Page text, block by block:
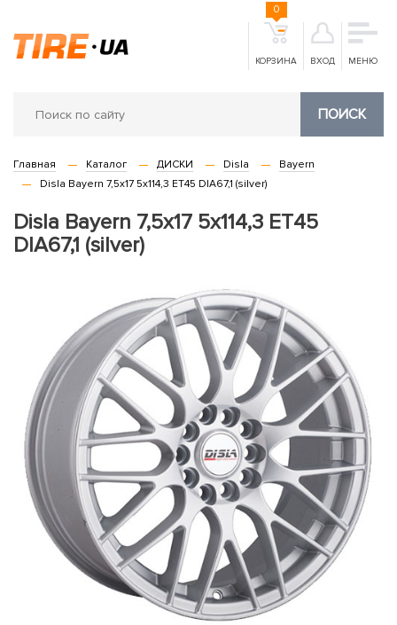
КОРЗИНА
0
ВХОД МЕНЮ
ПОИСК
Главная Каталог ДИСКИ Disla
Bayern
Disla Bayern 7,5x17 5x114,3 ET45 DIA67,1 (silver)
Disla Bayern 7,5x17 5x114,3 ET45
DIA67,1 (silver)